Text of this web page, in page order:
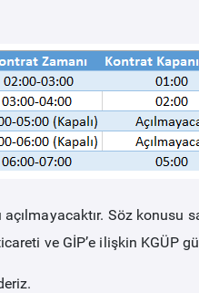
açılmayacaktır. Söz
ve GİP’e ilişkin KGÜP